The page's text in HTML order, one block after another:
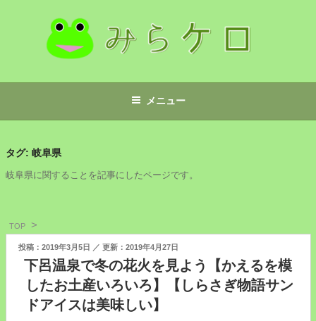
プ
みらケロ
メニュー
タグ: 岐阜県
岐阜県に関することを記事にしたページです。
TOP
投
稿
2019年3月5日 2019年4月27日
下呂温泉で冬の花火を見よう【かえるを模
したお土産いろいろ】【しらさぎ物語サン
ドアイスは美味しい】